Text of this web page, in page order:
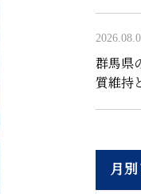
群馬県
質維持
月